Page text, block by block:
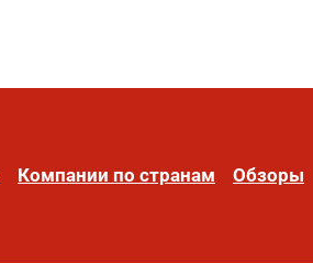
Компании по странам Обзоры